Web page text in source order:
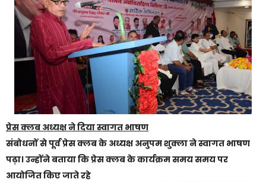
प्रेस क्लब अध्यक्ष ने दिया स्वागत भाषण
संबोधनों से पूर्व प्रेस क्लब के अध्यक्ष अनुपम शुक्ला ने स्वागत भाषण
पढ़ा। उन्होंने बताया कि प्रेस क्लब के कार्यक्रम समय समय पर
आयोजित किए जाते रहे